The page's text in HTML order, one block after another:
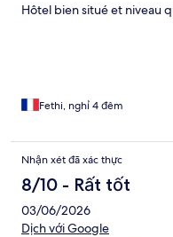
Hôtel bien situé et niveau
Fethi, nghỉ 4 đêm
Nhận xét đã xác thực
8/10 - Rất tốt
03/06/2026
Dịch với Google